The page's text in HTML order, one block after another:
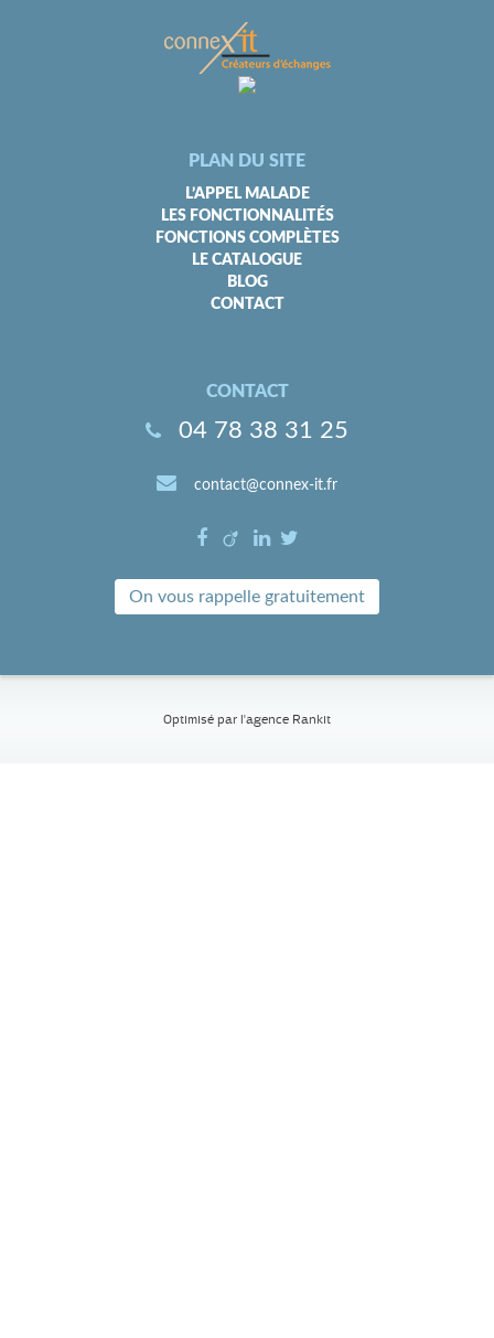
PLAN DU SITE
L’APPEL MALADE
LES FONCTIONNALITÉS
FONCTIONS COMPLÈTES
LE CATALOGUE
BLOG
CONTACT
CONTACT
04 78 38 31 25
contact@connex-it.fr
On vous rappelle gratuitement
Optimisé par l'agence Rankit